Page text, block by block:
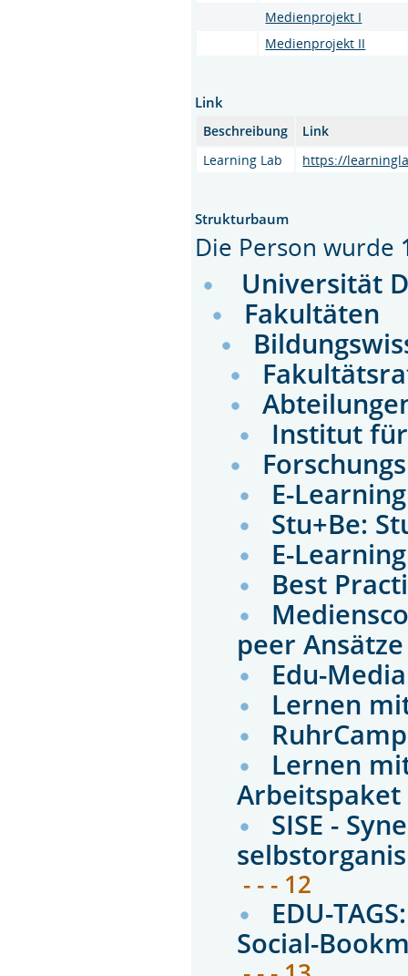
Medienprojekt I
Medienprojekt II
Link
Beschreibung
Link
Learning Lab
https://
Strukturbaum
Die Person wurde
Universität
Fakultäten
Institut
E-
Stu+Be:
E-
Best
peer
Edu-
Lernen
Lernen
SISE -
- - - 12
EDU-
Social-